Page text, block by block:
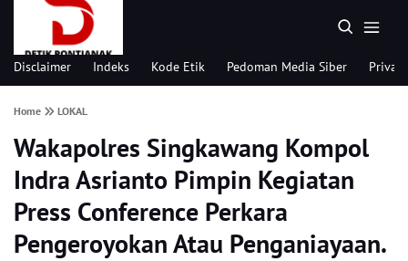
Disclaimer Indeks Kode Etik Pedoman Media Siber
Home LOKAL
Wakapolres Singkawang Kompol
Indra Asrianto Pimpin Kegiatan
Press Conference Perkara
Pengeroyokan Atau Penganiayaan.